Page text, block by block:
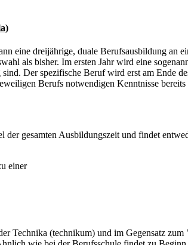
eine dreijährige, duale Berufsausbildung
als bisher. Im ersten Jahr wird eine
Der spezifische Beruf wird erst am Ende
Berufs notwendigen Kenntnisse
gesamten Ausbildungszeit und findet
einer
Technika (technikum) und im Gegensatz